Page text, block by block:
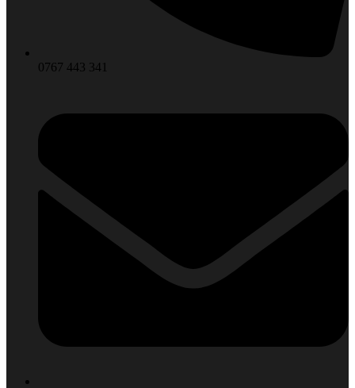
0767 443 341